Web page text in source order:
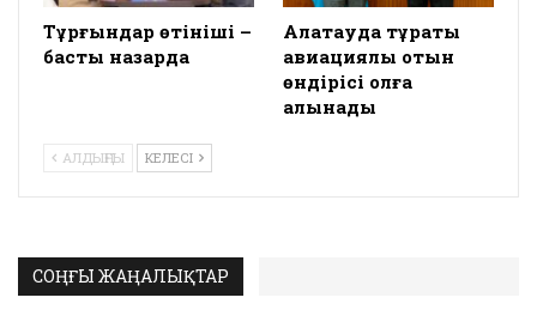
Тұрғындар өтініші –
басты назарда
Алатауда тұрақты
авиациялық отын
өндірісі қолға
алынады
АЛДЫҢҒЫ КЕЛЕСІ
СОҢҒЫ ЖАҢАЛЫҚТАР